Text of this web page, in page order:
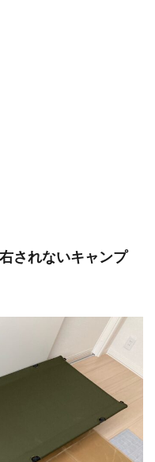
されないキャンプ